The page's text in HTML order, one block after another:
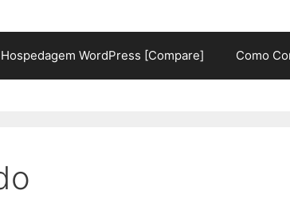
WordPress [Compare] Como